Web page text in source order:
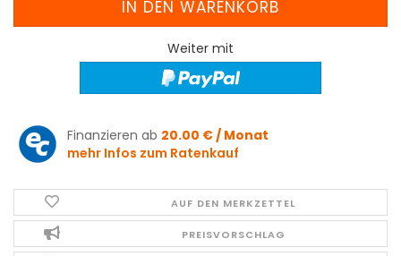
Weiter mit
Finanzieren ab 20.00 € / Monat
mehr Infos zum Ratenkauf
AUF DEN MERKZETTEL
PREISVORSCHLAG